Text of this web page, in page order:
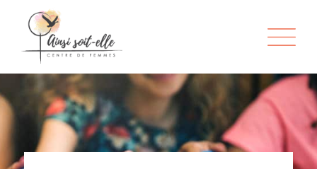
L’ORGANISME
SERVICES
ATELIERS & ACTIVITÉS